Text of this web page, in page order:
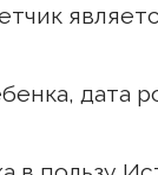
является
дата